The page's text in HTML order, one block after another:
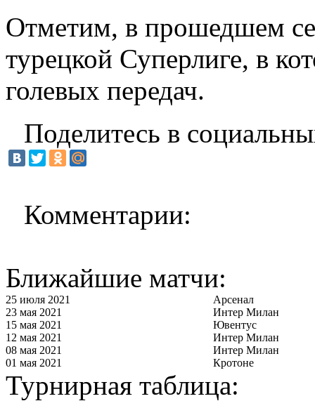
Отметим, в прошедшем
турецкой Суперлиге, в
голевых передач.
Поделитесь в
Комментарии:
Ближайшие матчи:
25 июля 2021
Арсенал
23 мая 2021
Интер Милан
15 мая 2021
Ювентус
12 мая 2021
Интер Милан
08 мая 2021
Интер Милан
01 мая 2021
Кротоне
Турнирная таблица: